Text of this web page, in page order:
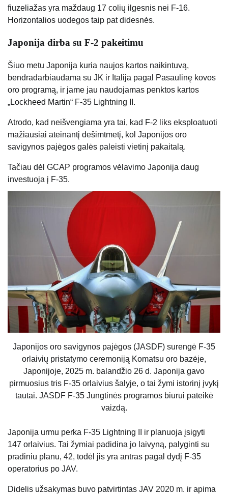
fiuzeliažas yra maždaug 17 colių ilgesnis nei F-16.
Horizontalios uodegos taip pat didesnės.
Japonija dirba su F-2 pakeitimu
Šiuo metu Japonija kuria naujos kartos naikintuvą,
bendradarbiaudama su JK ir Italija pagal Pasaulinę kovos
oro programą, ir jame jau naudojamas penktos kartos
„Lockheed Martin“ F-35 Lightning II.
Atrodo, kad neišvengiama yra tai, kad F-2 liks eksploatuoti
mažiausiai ateinantį dešimtmetį, kol Japonijos oro
savigynos pajėgos galės paleisti vietinį pakaitalą.
Tačiau dėl GCAP programos vėlavimo Japonija daug
investuoja į F-35.
Japonijos oro savigynos pajėgos (JASDF) surengė F-35
orlaivių pristatymo ceremoniją Komatsu oro bazėje,
Japonijoje, 2025 m. balandžio 26 d. Japonija gavo
pirmuosius tris F-35 orlaivius šalyje, o tai žymi istorinį įvykį
tautai. JASDF F-35 Jungtinės programos biurui pateikė
vaizdą.
Japonija urmu perka F-35 Lightning II ir planuoja įsigyti
147 orlaivius. Tai žymiai padidina jo laivyną, palyginti su
pradiniu planu, 42, todėl jis yra antras pagal dydį F-35
operatorius po JAV.
Didelis užsakymas buvo patvirtintas JAV 2020 m. ir apima